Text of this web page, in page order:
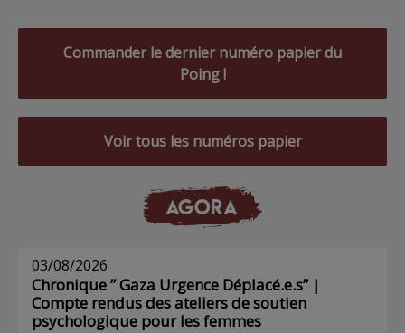
Commander le dernier numéro papier du
Poing !
Voir tous les numéros papier
AGORA
03/08/2026
Chronique ” Gaza Urgence Déplacé.e.s” |
Compte rendus des ateliers de soutien
psychologique pour les femmes